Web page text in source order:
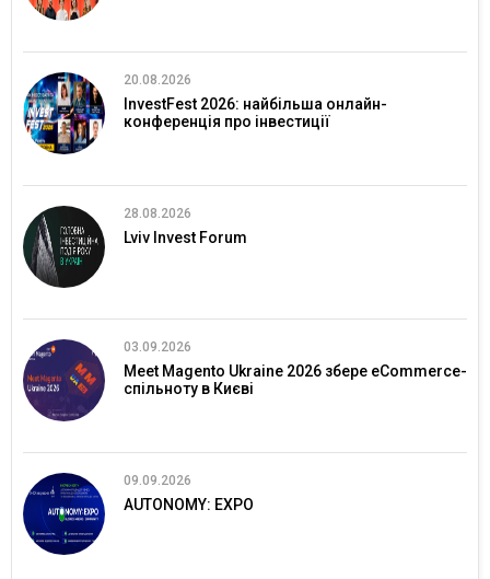
20.08.2026
InvestFest 2026: найбільша онлайн-
конференція про інвестиції
28.08.2026
Lviv Invest Forum
03.09.2026
Meet Magento Ukraine 2026 збере eCommerce-
спільноту в Києві
09.09.2026
AUTONOMY: EXPO